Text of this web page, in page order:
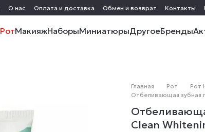
О нас Оплата и доставка Обмен и возврат Контакты
РотМакияжНаборыМиниатюрыДругоеБренды
Главная Рот
Рот
Отбеливающая зубная
Clean